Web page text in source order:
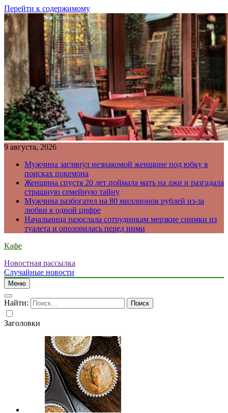
Перейти к содержимому
9 августа, 2026
Мужчина заглянул незнакомой женщине под юбку в
поисках покемона
Женщина спустя 20 лет поймала мать на лжи и разгадала
страшную семейную тайну
Мужчина разбогател на 80 миллионов рублей из-за
любви к одной цифре
Начальница разослала сотрудникам мерзкие снимки из
туалета и опозорилась перед ними
Кафе
Новостная рассылка
Случайные новости
Меню
Найти:
Заголовки